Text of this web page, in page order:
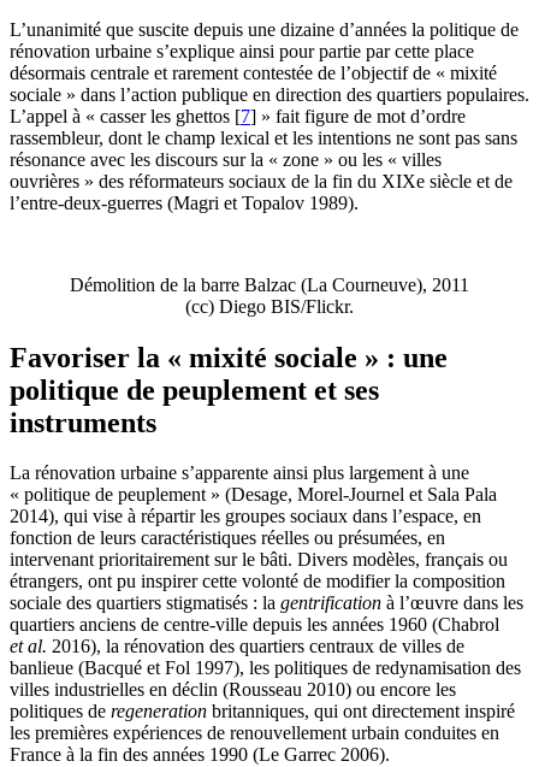
L’unanimité que suscite depuis une dizaine d’années la politique de
rénovation urbaine s’explique ainsi pour partie par cette place
désormais centrale et rarement contestée de l’objectif de « mixité
sociale » dans l’action publique en direction des quartiers populaires.
L’appel à « casser les ghettos [7] » fait figure de mot d’ordre
rassembleur, dont le champ lexical et les intentions ne sont pas sans
résonance avec les discours sur la « zone » ou les « villes
ouvrières » des réformateurs sociaux de la fin du XIXe siècle et de
l’entre-deux-guerres (Magri et Topalov 1989).
Démolition de la barre Balzac (La Courneuve), 2011
(cc) Diego BIS/Flickr.
Favoriser la « mixité sociale » : une
politique de peuplement et ses
instruments
La rénovation urbaine s’apparente ainsi plus largement à une
« politique de peuplement » (Desage, Morel-Journel et Sala Pala
2014), qui vise à répartir les groupes sociaux dans l’espace, en
fonction de leurs caractéristiques réelles ou présumées, en
intervenant prioritairement sur le bâti. Divers modèles, français ou
étrangers, ont pu inspirer cette volonté de modifier la composition
sociale des quartiers stigmatisés : la gentrification à l’œuvre dans les
quartiers anciens de centre-ville depuis les années 1960 (Chabrol
et al. 2016), la rénovation des quartiers centraux de villes de
banlieue (Bacqué et Fol 1997), les politiques de redynamisation des
villes industrielles en déclin (Rousseau 2010) ou encore les
politiques de regeneration britanniques, qui ont directement inspiré
les premières expériences de renouvellement urbain conduites en
France à la fin des années 1990 (Le Garrec 2006).